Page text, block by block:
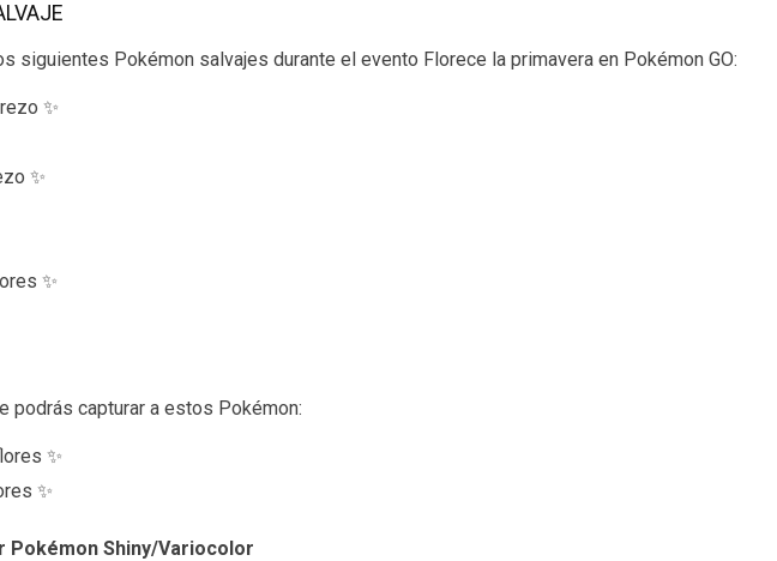
siguientes Pokémon salvajes durante el evento Florece la primavera en Pokémon GO:
✨
✨
✨
podrás capturar a estos Pokémon:
✨
✨
Pokémon Shiny/Variocolor